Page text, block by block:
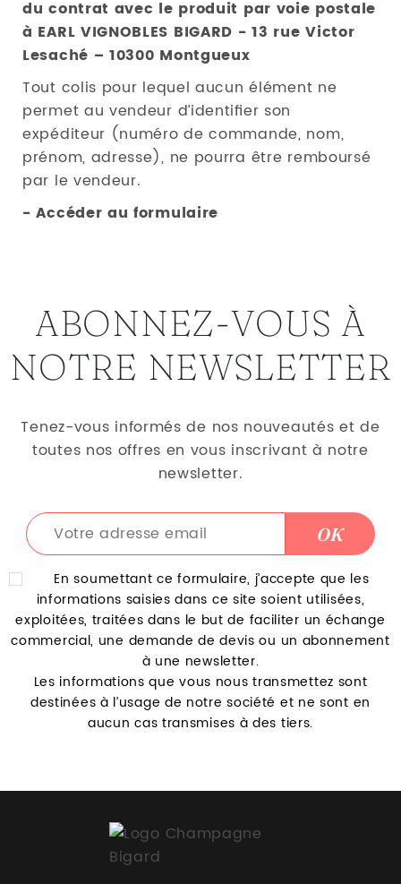
du contrat avec le produit par voie postale
à EARL VIGNOBLES BIGARD - 13 rue Victor
Lesaché – 10300 Montgueux
Tout colis pour lequel aucun élément ne
permet au vendeur d’identiﬁer son
expéditeur (numéro de commande, nom,
prénom, adresse), ne pourra être remboursé
par le vendeur.
- Accéder au formulaire
ABONNEZ-VOUS À
NOTRE NEWSLETTER
Tenez-vous informés de nos nouveautés et de
toutes nos offres en vous inscrivant à notre
newsletter.
En soumettant ce formulaire, j’accepte que les
informations saisies dans ce site soient utilisées,
exploitées, traitées dans le but de faciliter un échange
commercial, une demande de devis ou un abonnement
à une newsletter.
Les informations que vous nous transmettez sont
destinées à l’usage de notre société et ne sont en
aucun cas transmises à des tiers.